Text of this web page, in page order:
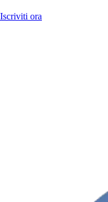
Iscriviti ora